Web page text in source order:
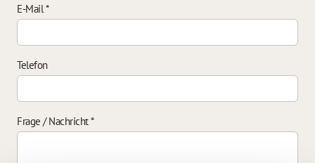
E-Mail*
Telefon
Frage / Nachricht*